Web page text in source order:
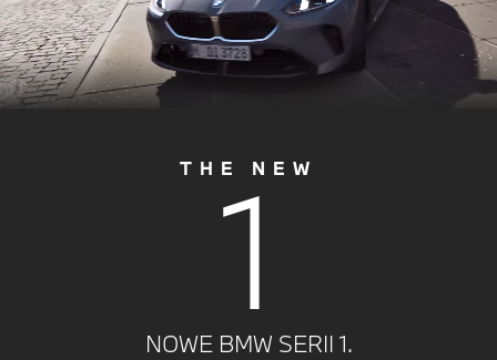
THE NEW
1
NOWE BMW SERII 1.